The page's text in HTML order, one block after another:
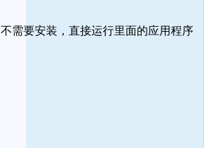
需要安装，直接运行里面的应用程序